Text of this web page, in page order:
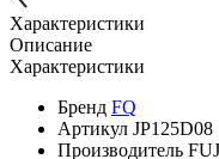
Характеристики
Описание
Характеристики
Бренд FQ
Артикул JP125D08
Производитель